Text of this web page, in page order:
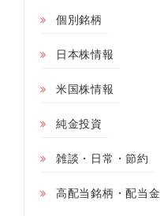
個別銘柄
日本株情報
米国株情報
純金投資
雑談・日常・節約
高配当銘柄・配当金